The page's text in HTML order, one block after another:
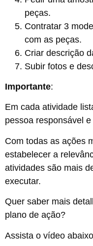
peças.
Contratar 3
com as peças.
Criar descrição
Subir fotos e
Importante:
Em cada atividade
pessoa responsável
Com todas as ações
estabelecer a
atividades são mais
executar.
Quer saber mais
plano de ação?
Assista o vídeo